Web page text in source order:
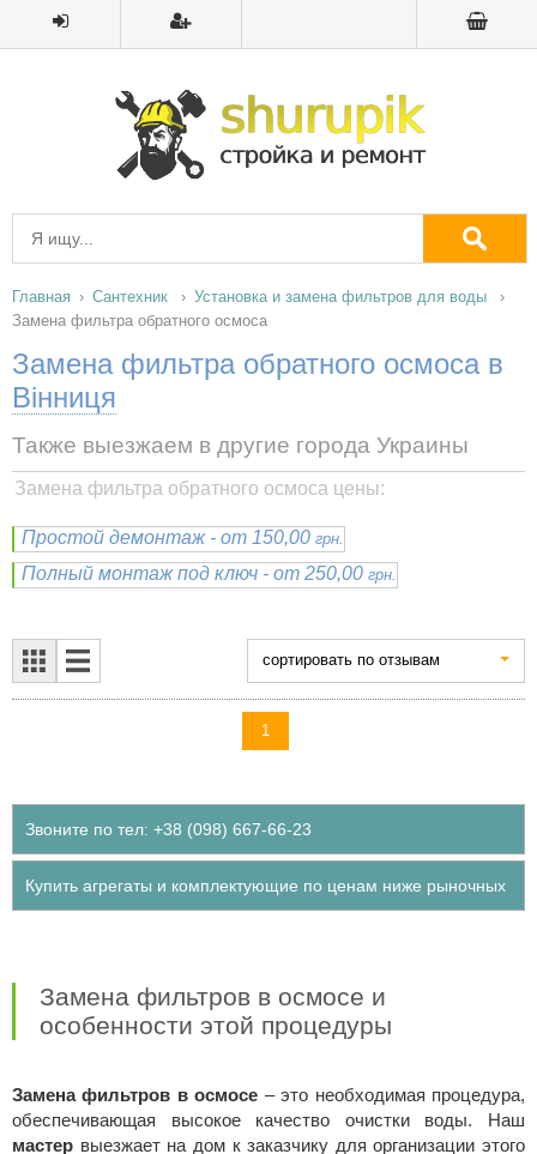
Главная Сантехник
Установка и замена фильтров для воды
Замена фильтра обратного осмоса
Замена фильтра обратного осмоса в
Вінниця
Также выезжаем в другие города Украины
Замена фильтра обратного осмоса цены:
Простой демонтаж - от 150,00 грн.
Полный монтаж под ключ - от 250,00 грн.
cортировать по отзывам
1
Звоните по тел: +38 (098) 667-66-23
Купить агрегаты и комплектующие по ценам ниже рыночных
Замена фильтров в осмосе и
особенности этой процедуры
Замена фильтров в осмосе – это необходимая процедура,
обеспечивающая высокое качество очистки воды. Наш
мастер выезжает на дом к заказчику для организации этого